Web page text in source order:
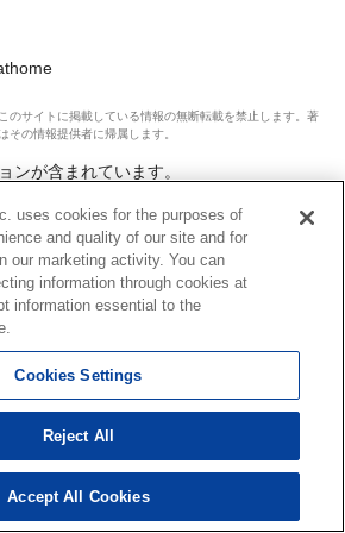
のサイトに掲載している情報の無断転載を禁止します。著
その情報提供者に帰属します。
ンが含まれています。
uses cookies for the purposes of
and quality of our site and for
our marketing activity. You can
information through cookies at
information essential to the
Cookies Settings
Reject All
Accept All Cookies